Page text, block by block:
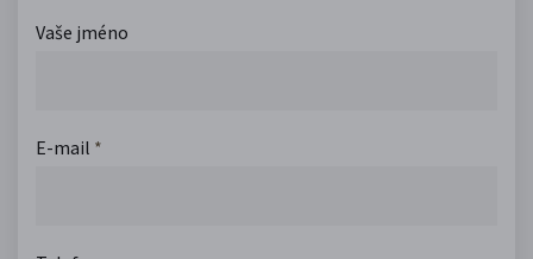
Vaše jméno
E-mail *